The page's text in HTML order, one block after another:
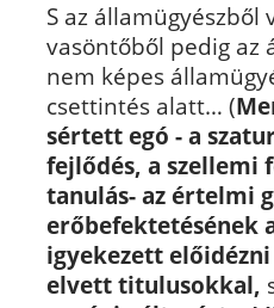
S az államügyészből
vasöntőből pedig az
nem képes
csettintés alatt… (
sértett egó - a
fejlődés, a szellemi
tanulás- az értelmi
erőbefektetésének
igyekezett
elvett titulusokkal,